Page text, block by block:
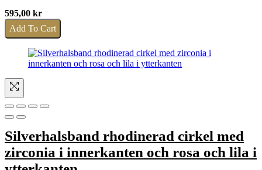
595,00 kr
Add To Cart
Silverhalsband rhodinerad cirkel med
zirconia i innerkanten och rosa och lila i